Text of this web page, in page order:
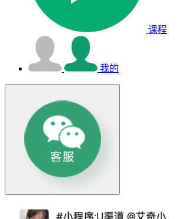
课程
我的